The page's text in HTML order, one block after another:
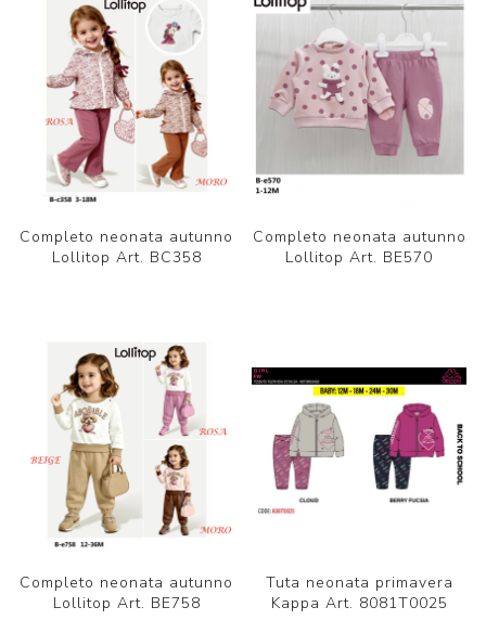
Completo neonata autunno
Lollitop Art. BC358
Completo neonata autunno
Lollitop Art. BE570
Completo neonata autunno
Lollitop Art. BE758
Tuta neonata primavera
Kappa Art. 8081T0025